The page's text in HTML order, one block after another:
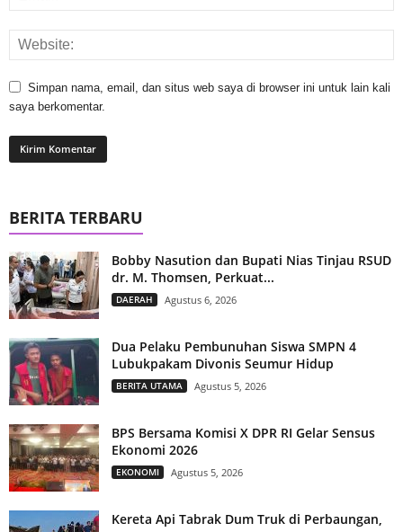
Simpan nama, email, dan situs web saya di browser ini untuk lain kali
saya berkomentar.
BERITA TERBARU
Bobby Nasution dan Bupati Nias Tinjau RSUD
dr. M. Thomsen, Perkuat...
DAERAH Agustus 6, 2026
Dua Pelaku Pembunuhan Siswa SMPN 4
Lubukpakam Divonis Seumur Hidup
BERITA UTAMA Agustus 5, 2026
BPS Bersama Komisi X DPR RI Gelar Sensus
Ekonomi 2026
EKONOMI Agustus 5, 2026
Kereta Api Tabrak Dum Truk di Perbaungan,